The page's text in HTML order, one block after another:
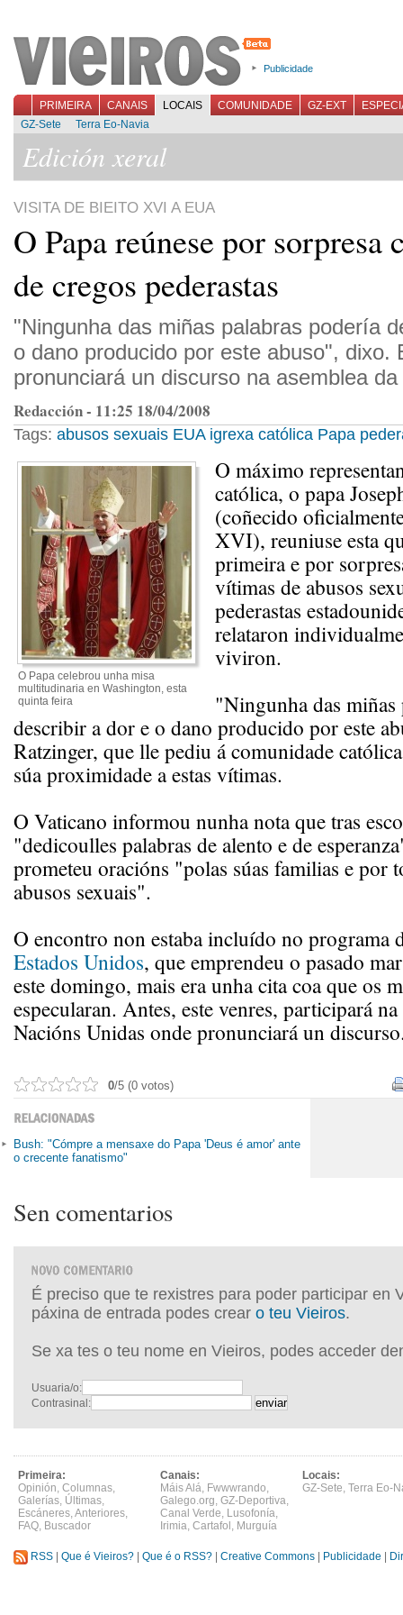
Publicidade
PRIMEIRA CANAIS LOCAIS COMUNIDADE GZ-EXT
GZ-Sete
Terra Eo-Navia
Edición xeral
VISITA DE BIEITO XVI A EUA
O Papa reúnese por sorpresa
de cregos pederastas
"Ningunha das miñas palabras podería
o dano producido por este abuso", dixo.
pronunciará un discurso na asemblea
Redacción - 11:25 18/04/2008
Tags: abusos sexuais EUA igrexa católica Papa
O Papa celebrou unha misa
multitudinaria en Washington, esta
quinta feira
O máximo
católica, o papa
(coñecido
XVI), reuniuse esta
primeira e por
vítimas de abusos
pederastas
relataron
viviron.
"Ningunha das miñas
describir a dor e o dano producido por este
Ratzinger, que lle pediu á comunidade
súa proximidade a estas vítimas.
O Vaticano informou nunha nota que tras
"dedicoulles palabras de alento e de
prometeu oracións "polas súas familias e por
abusos sexuais".
O encontro non estaba incluído no programa
Estados Unidos, que emprendeu o pasado
este domingo, mais era unha cita coa que os
especularan. Antes, este venres, participará na
Nacións Unidas onde pronunciará un
0/5 (0 votos)
Bush: "Cómpre a mensaxe do Papa 'Deus é amor' ante
o crecente fanatismo"
Sen comentarios
É preciso que te rexistres para poder participar en
páxina de entrada podes crear o teu Vieiros.
Se xa tes o teu nome en Vieiros, podes acceder
Usuaria/o:
Contrasinal:
Primeira:
Opinión, Columnas,
Galerías, Últimas,
Escáneres,Anteriores,
FAQ, Buscador
Canais:
Máis Alá, Fwwwrando,
Galego.org, GZ-Deportiva,
Canal Verde, Lusofonía,
Irimia, Cartafol , Murguía
Locais:
GZ-Sete, Terra Eo-
RSS Que é Vieiros? Que é o RSS? Creative Commons Publicidade